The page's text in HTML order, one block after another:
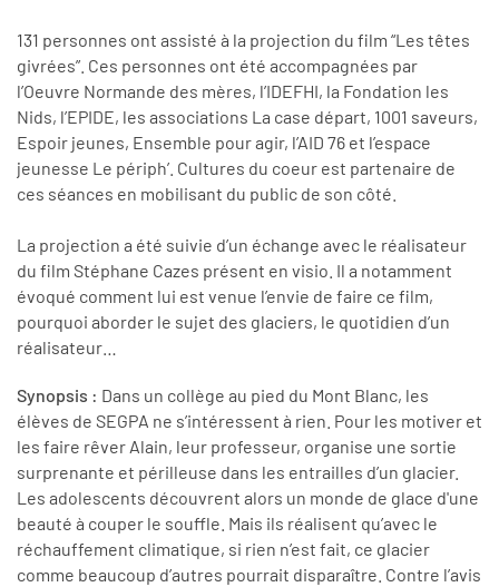
131 personnes ont assisté à la projection du film “Les têtes
givrées”. Ces personnes ont été accompagnées par
l’Oeuvre Normande des mères, l’IDEFHI, la Fondation les
Nids, l’EPIDE, les associations La case départ, 1001 saveurs,
Espoir jeunes, Ensemble pour agir, l’AID 76 et l’espace
jeunesse Le périph’. Cultures du coeur est partenaire de
ces séances en mobilisant du public de son côté.
La projection a été suivie d’un échange avec le réalisateur
du film Stéphane Cazes présent en visio. Il a notamment
évoqué comment lui est venue l’envie de faire ce film,
pourquoi aborder le sujet des glaciers, le quotidien d’un
réalisateur…
Synopsis : Dans un collège au pied du Mont Blanc, les
élèves de SEGPA ne s’intéressent à rien. Pour les motiver et
les faire rêver Alain, leur professeur, organise une sortie
surprenante et périlleuse dans les entrailles d’un glacier.
Les adolescents découvrent alors un monde de glace d'une
beauté à couper le souffle. Mais ils réalisent qu’avec le
réchauffement climatique, si rien n’est fait, ce glacier
comme beaucoup d’autres pourrait disparaître. Contre l’avis